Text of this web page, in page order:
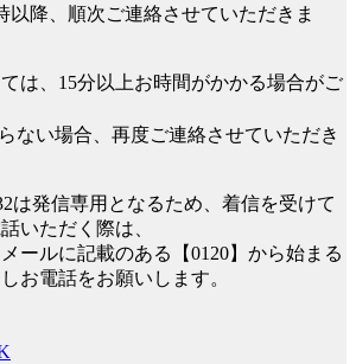
以降、順次ご連絡させていただきま
は、15分以上お時間がかかる場合がご
ない場合、再度ご連絡させていただき
は発信専用となるため、着信を受けて
いただく際は、
ールに記載のある【0120】から始まる
お電話をお願いします。